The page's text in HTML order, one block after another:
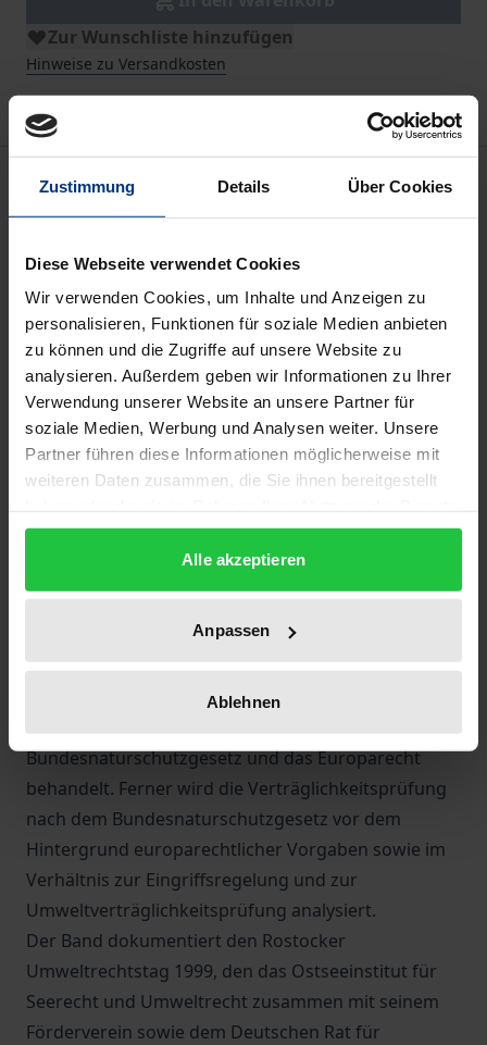
Zustimmung Details Über Cookies
Diese Webseite verwendet Cookies
Wir verwenden Cookies, um Inhalte und Anzeigen zu
personalisieren, Funktionen für soziale Medien anbieten
zu können und die Zugriffe auf unsere Website zu
analysieren. Außerdem geben wir Informationen zu Ihrer
Verwendung unserer Website an unsere Partner für
soziale Medien, Werbung und Analysen weiter. Unsere
Partner führen diese Informationen möglicherweise mit
weiteren Daten zusammen, die Sie ihnen bereitgestellt
gesammelt haben.
Alle akzeptieren
Anpassen
Ablehnen
Zur Wunschliste hinzufügen
Hinweise zu Versandkosten
Beschreibung
geändert, vor allem um die FFH-Richtlinie in
deutsches Recht umzusetzen. Den sich daraus
ableitenden Fragen des europäischen und
nationalen Rechts kommt erhebliche
wissenschaftliche wie praktische Bedeutung zu.
Die Beiträge des Bandes beleuchten die
Neuregelungen auf verschiedenen Ebenen und aus
unterschiedlichen Blickwinkeln: von den
des Bundesnaturschutzgesetzes bis hin zu den
Auswirkungen auf das Landesnaturschutzrecht.
Daneben werden die Gebietsauswahl und -
ausweisung für das Schutzgebietsnetz »Natura
2000«, der Beginn und Umfang des Schutzes der
Bundesnaturschutzgesetz und das Europarecht
behandelt. Ferner wird die Verträglichkeitsprüfung
nach dem Bundesnaturschutzgesetz vor dem
Hintergrund europarechtlicher Vorgaben sowie im
Verhältnis zur Eingriffsregelung und zur
Umweltverträglichkeitsprüfung analysiert.
Der Band dokumentiert den Rostocker
Umweltrechtstag 1999, den das Ostseeinstitut für
Seerecht und Umweltrecht zusammen mit seinem
Förderverein sowie dem Deutschen Rat für